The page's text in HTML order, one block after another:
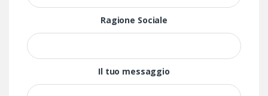
Ragione Sociale
Il tuo messaggio